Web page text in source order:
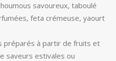
savoureux, taboulé
feta crémeuse, yaourt
préparés à partir de fruits et
saveurs estivales ou